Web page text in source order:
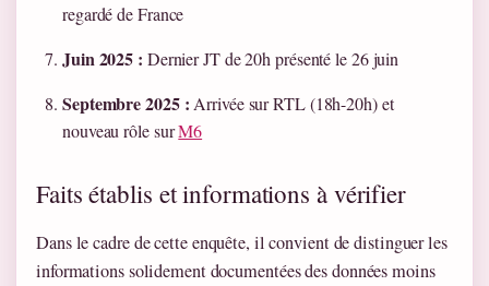
regardé de France
Juin 2025 : Dernier JT de 20h présenté le 26 juin
Septembre 2025 : Arrivée sur RTL (18h-20h) et
nouveau rôle surM6
Faits établis et informations à vérifier
Dans le cadre de cette enquête, il convient de distinguer les
informations solidement documentées des données moins